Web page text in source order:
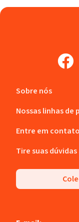
Sobre nós
Nossas linhas de
Entre em contato
Tire suas dúvidas